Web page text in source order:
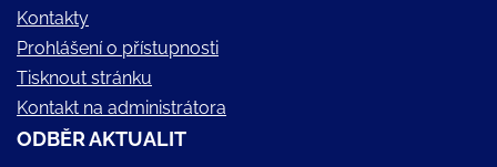
Kontakty
Prohlášení o přístupnosti
Tisknout stránku
Kontakt na administrátora
ODBĚR AKTUALIT